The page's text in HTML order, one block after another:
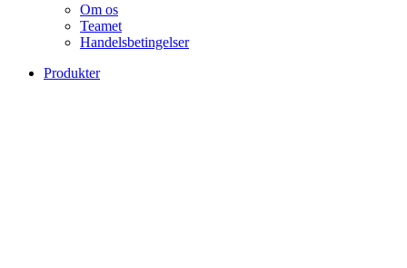
Om os
Teamet
Handelsbetingelser
Produkter